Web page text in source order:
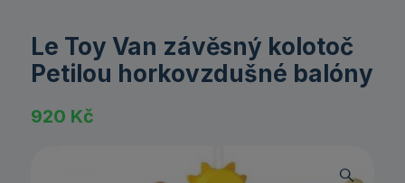
Le Toy Van závěsný kolotoč
Petilou horkovzdušné balóny
920 Kč